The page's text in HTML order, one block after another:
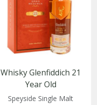
Whisky Glenfiddich 21
Year Old
(5010327324081)
Speyside Single Malt